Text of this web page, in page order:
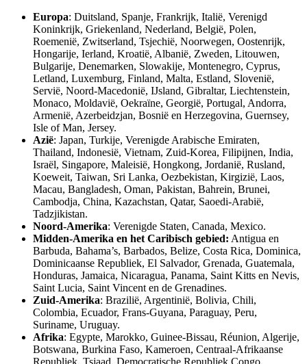
Europa: Duitsland, Spanje, Frankrijk, Italië, Verenigd
Koninkrijk, Griekenland, Nederland, België, Polen,
Roemenië, Zwitserland, Tsjechië, Noorwegen, Oostenrijk,
Hongarije, Ierland, Kroatië, Albanië, Zweden, Litouwen,
Bulgarije, Denemarken, Slowakije, Montenegro, Cyprus,
Letland, Luxemburg, Finland, Malta, Estland, Slovenië,
Servië, Noord-Macedonië, IJsland, Gibraltar, Liechtenstein,
Monaco, Moldavië, Oekraïne, Georgië, Portugal, Andorra,
Armenië, Azerbeidzjan, Bosnië en Herzegovina, Guernsey,
Isle of Man, Jersey.
Azië: Japan, Turkije, Verenigde Arabische Emiraten,
Thailand, Indonesië, Vietnam, Zuid-Korea, Filipijnen, India,
Israël, Singapore, Maleisië, Hongkong, Jordanië, Rusland,
Koeweit, Taiwan, Sri Lanka, Oezbekistan, Kirgizië, Laos,
Macau, Bangladesh, Oman, Pakistan, Bahrein, Brunei,
Cambodja, China, Kazachstan, Qatar, Saoedi-Arabië,
Tadzjikistan.
Noord-Amerika: Verenigde Staten, Canada, Mexico.
Midden-Amerika en het Caribisch gebied: Antigua en
Barbuda, Bahama’s, Barbados, Belize, Costa Rica, Dominica,
Dominicaanse Republiek, El Salvador, Grenada, Guatemala,
Honduras, Jamaica, Nicaragua, Panama, Saint Kitts en Nevis,
Saint Lucia, Saint Vincent en de Grenadines.
Zuid-Amerika: Brazilië, Argentinië, Bolivia, Chili,
Colombia, Ecuador, Frans-Guyana, Paraguay, Peru,
Suriname, Uruguay.
Afrika: Egypte, Marokko, Guinee-Bissau, Réunion, Algerije,
Botswana, Burkina Faso, Kameroen, Centraal-Afrikaanse
Republiek, Tsjaad, Democratische Republiek Congo,